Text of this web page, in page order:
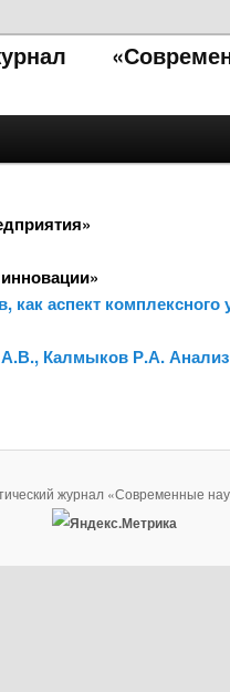
аспект комплексного
Калмыков Р.А. Анализ
журнал «Современные